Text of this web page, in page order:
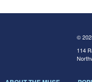
©
114